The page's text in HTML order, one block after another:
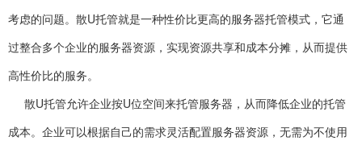
考虑的问题。散U托管就是一种性价比更高的服务器托管模式，它通
过整合多个企业的服务器资源，实现资源共享和成本分摊，从而提供
高性价比的服务。
散U托管允许企业按U位空间来托管服务器，从而降低企业的托管
成本。企业可以根据自己的需求灵活配置服务器资源，无需为不使用